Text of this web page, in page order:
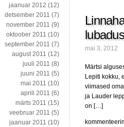
lubadus
mai 3, 2012
Märtsi
Lepiti kokku,
viimased
ja Lauder
on […]
Linnahallist
jaanuar 2012 (12)
detsember 2011 (7)
november 2011 (9)
oktoober 2011 (10)
september 2011 (7)
august 2011 (12)
juuli 2011 (8)
juuni 2011 (5)
mai 2011 (10)
aprill 2011 (6)
märts 2011 (15)
veebruar 2011 (5)
jaanuar 2011 (10)